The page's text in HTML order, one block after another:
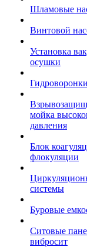
Шламовые
Винтовой
Установка
осушки
Гидроворонки
мойка
давления
Блок
флокуляции
системы
Буровые
Ситовые
вибросит